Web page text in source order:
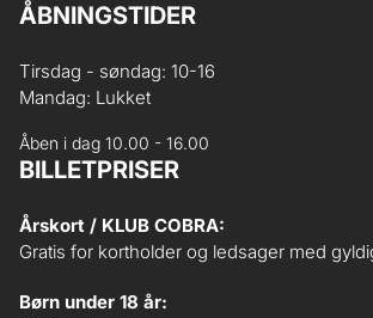
ÅBNINGSTIDER
Tirsdag - søndag: 10-16
Mandag: Lukket
Åben i dag 10.00 - 16.00
BILLETPRISER
Årskort / KLUB COBRA:
Gratis for kortholder og ledsager med
Børn under 18 år: